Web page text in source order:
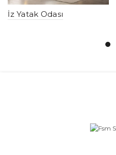
İz Yatak Odası